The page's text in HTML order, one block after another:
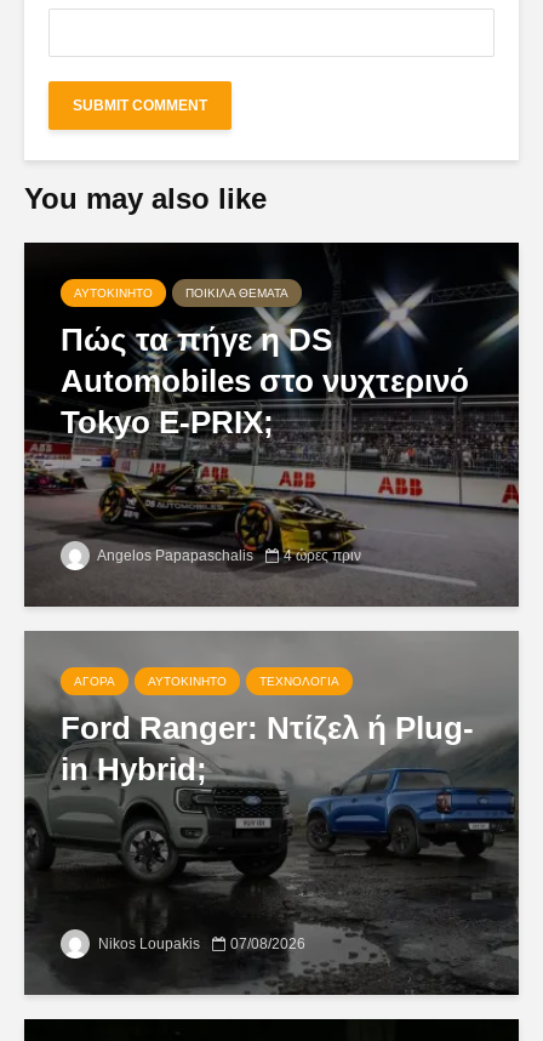
You may also like
ΑΥΤΟΚΊΝΗΤΟ ΠΟΙΚΊΛΑ ΘΈΜΑΤΑ
Πώς τα πήγε η DS
Automobiles στο νυχτερινό
Tokyo E-PRIX;
Angelos Papapaschalis 4 ώρες πριν
ΑΓΟΡΆ ΑΥΤΟΚΊΝΗΤΟ ΤΕΧΝΟΛΟΓΊΑ
Ford Ranger: Ντίζελ ή Plug-
in Hybrid;
Nikos Loupakis 07/08/2026